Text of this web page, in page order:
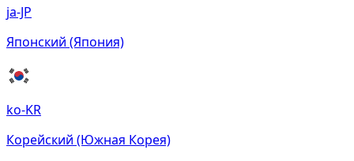
ja-JP
Японский (Япония)
ko-KR
Корейский (Южная Корея)